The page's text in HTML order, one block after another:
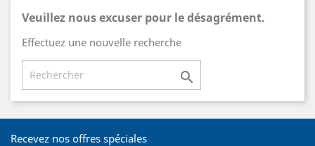
Veuillez nous excuser pour le désagrément.
Effectuez une nouvelle recherche

Recevez nos offres spéciales